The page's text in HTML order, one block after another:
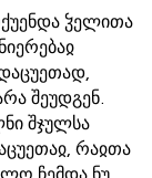
ჴელითა
შეუდგენ.
შჯულსა
რაჲთა
ჩემდა ნუ